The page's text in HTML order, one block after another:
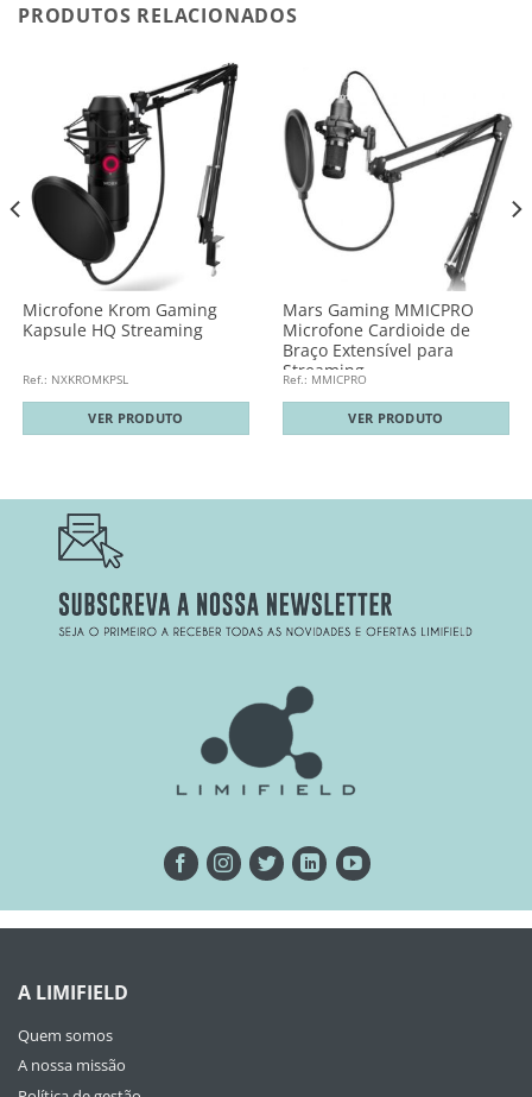
PRODUTOS RELACIONADOS
Microfone Krom Gaming
Kapsule HQ Streaming
Ref.: NXKROMKPSL
VER PRODUTO
Mars Gaming MMICPRO
Microfone Cardioide de
Braço Extensível para
Streaming
Ref.: MMICPRO
VER PRODUTO
A LIMIFIELD
Quem somos
A nossa missão